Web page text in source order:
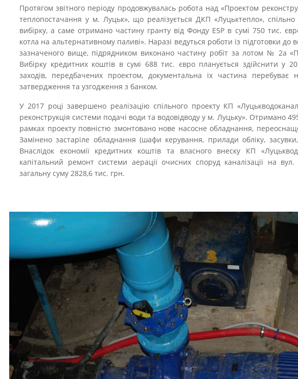
Протягом звітного періоду продовжувалась робота над «Проектом
теплопостачання у м. Луцьк», що реалізується ДКП «Луцьктепло»,
вибірку, а саме отримано частину гранту від Фонду E5P в сумі 750 тис.
котла на альтернативному паливі». Наразі ведуться роботи із підготовки
зазначеного вище, підрядником виконано частину робіт за лотом № 2а
Вибірку кредитних коштів в сумі 688 тис. євро планується здійснити у
заходів, передбачених проектом, документальна їх частина перебуває
затвердження та узгодження з банком.
У 2017 році завершено реалізацію спільного проекту КП
реконструкція системи подачі води та водовідводу у м. Луцьку». Отримано
рамках проекту повністю змонтовано нове насосне обладнання,
Замінено застаріле обладнання (шафи керування, прилади обліку,
Внаслідок економії кредитних коштів та власного внеску КП
капітальний ремонт системи аерації очисних споруд каналізації на
загальну суму 2828,6 тис. грн.